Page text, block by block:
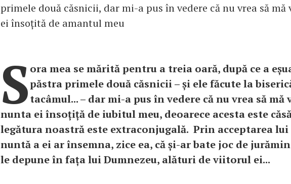
primele două căsnicii, dar mi-a pus în vedere că nu vrea să mă
ei însoțită de amantul meu
Sora mea se mărită pentru a treia oară, după ce a
păstra primele două căsnicii – și ele făcute la
tacâmul... – dar mi-a pus în vedere că nu vrea să mă
nunta ei însoțiță de iubitul meu, deoarece acesta este
legătura noastră este extraconjugală. Prin acceptarea
nuntă a ei ar însemna, zice ea, că și-ar bate joc de
le depune în fața lui Dumnezeu, alături de viitorul ei...